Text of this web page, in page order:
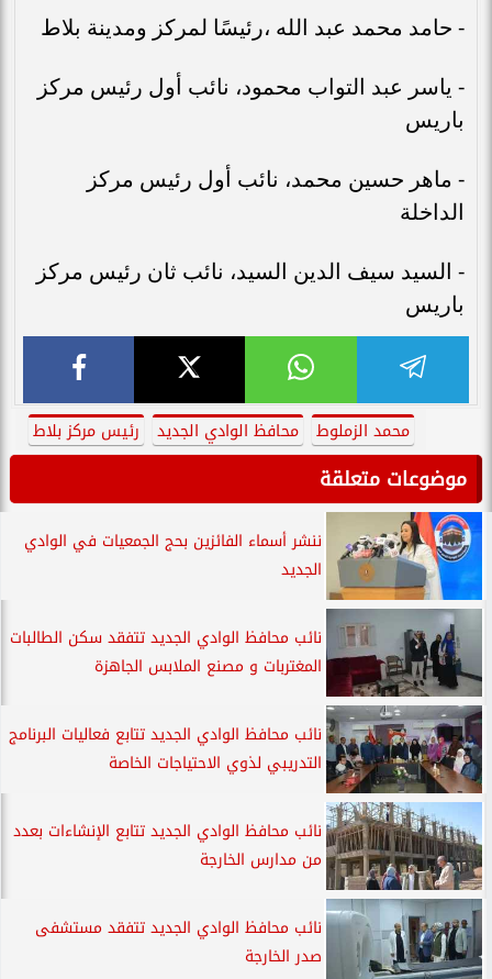
- حامد محمد عبد الله ،رئيسًا لمركز ومدينة بلاط
- ياسر عبد التواب محمود، نائب أول رئيس مركز
باريس
- ماهر حسين محمد، نائب أول رئيس مركز
الداخلة
- السيد سيف الدين السيد، نائب ثان رئيس مركز
باريس
محمد الزملوط محافظ الوادي الجديد رئيس مركز بلاط
موضوعات متعلقة
ننشر أسماء الفائزين بحج الجمعيات في الوادي
الجديد
نائب محافظ الوادي الجديد تتفقد سكن الطالبات
المغتربات و مصنع الملابس الجاهزة
نائب محافظ الوادي الجديد تتابع فعاليات البرنامج
التدريبي لذوي الاحتياجات الخاصة
نائب محافظ الوادي الجديد تتابع الإنشاءات بعدد
من مدارس الخارجة
نائب محافظ الوادي الجديد تتفقد مستشفى
صدر الخارجة